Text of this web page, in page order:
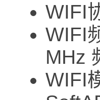
WIFI
WIFI
MHz
WIFI